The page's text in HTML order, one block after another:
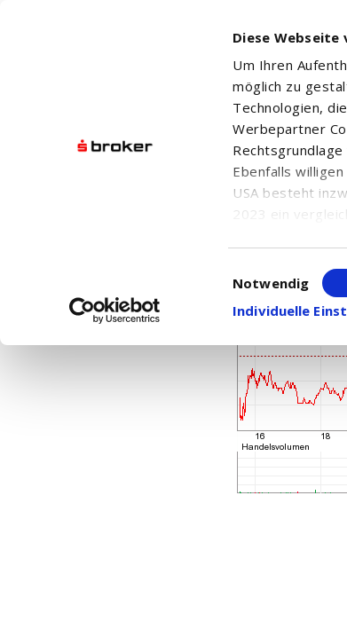
Diese Webseite
Um Ihren
möglich zu
Technologien,
Werbepartner
Ebenfalls
USA besteht
2023 ein
in den USA,
Einwilligung
Notwendig
Individuelle
NORTHWEST